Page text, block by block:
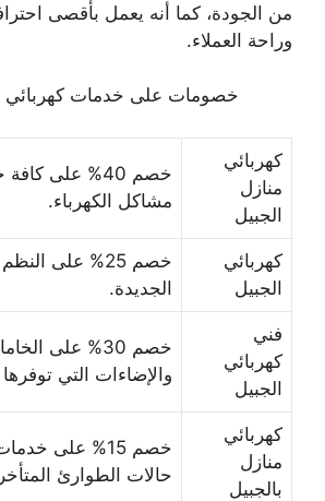
من الجودة، كما أنه يعمل بأقصى
وراحة العملاء.
خصومات على خدمات كهربائي
كهربائي
منازل
الجبيل
خصم 40% على
مشاكل الكهرباء.
كهربائي
الجبيل
خصم 25% على
الجديدة.
فني
كهربائي
الجبيل
خصم 30% على
والإضاءات التي توفرها
كهربائي
منازل
بالجبيل
خصم 15% على
حالات الطوارئ